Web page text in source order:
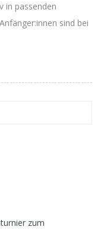
in passenden
sind bei
zum